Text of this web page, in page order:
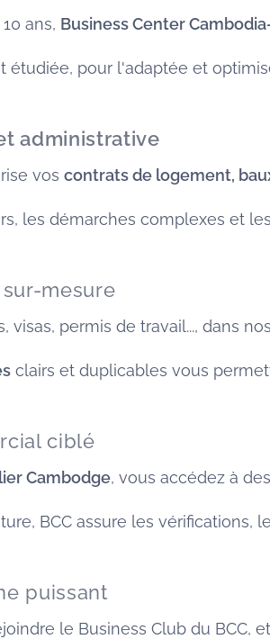
ans, Business Center
étudiée, pour l'adaptée et
administrative
vos contrats de logement,
les démarches complexes et
mesure
visas, permis de travail..., dans
clairs et duplicables vous
ciblé
Cambodge, vous accédez à des
BCC assure les
puissant
le Business Club du BCC,